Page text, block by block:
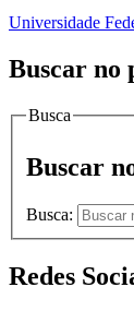
Universidade
Buscar no
Busca
Buscar
Busca:
Redes